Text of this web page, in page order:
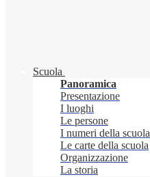
Scuola
Panoramica
Presentazione
I luoghi
Le persone
I numeri della scuola
Le carte della scuola
Organizzazione
La storia